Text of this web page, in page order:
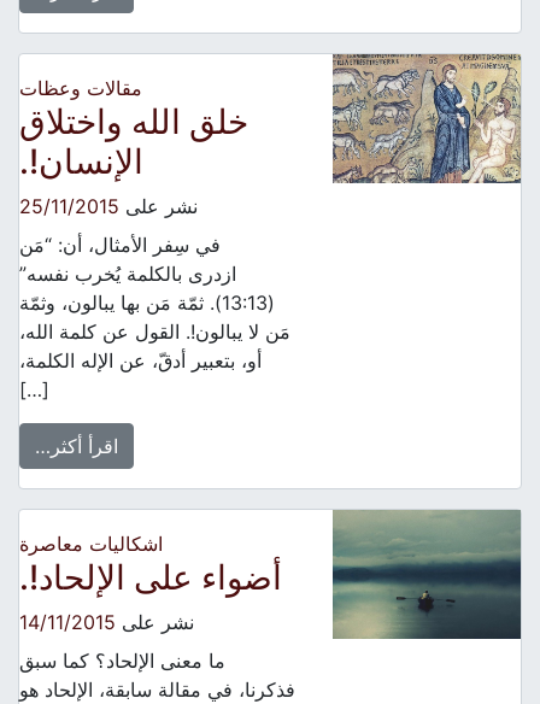
مقالات وعظات
خلق الله واختلاق
الإنسان!.
نشر على25/11/2015
في سِفر الأمثال، أن: “مَن
ازدرى بالكلمة يُخرب نفسه”
(13:13). ثمّة مَن بها يبالون، وثمّة
مَن لا يبالون!. القول عن كلمة الله،
أو، بتعبير أدقّ، عن الإله الكلمة،
[…]
اقرأ أكثر…
اشكاليات معاصرة
أضواء على الإلحاد!.
نشر على14/11/2015
ما معنى الإلحاد؟ كما سبق
فذكرنا، في مقالة سابقة، الإلحاد هو